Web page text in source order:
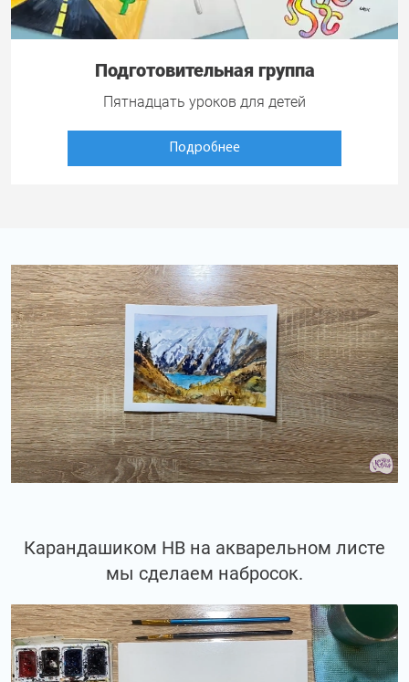
Подготовительная группа
Пятнадцать уроков для детей
Подробнее
Карандашиком НВ на акварельном листе
мы сделаем набросок.